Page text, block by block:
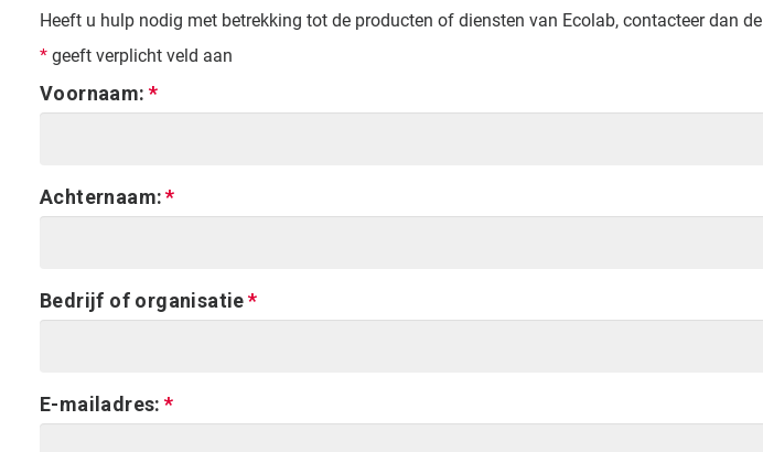
Heeft u hulp nodig met betrekking tot de producten of diensten van Ecolab, contacteer dan de
* geeft verplicht veld aan
Voornaam:
Achternaam:
Bedrijf of organisatie
E-mailadres: